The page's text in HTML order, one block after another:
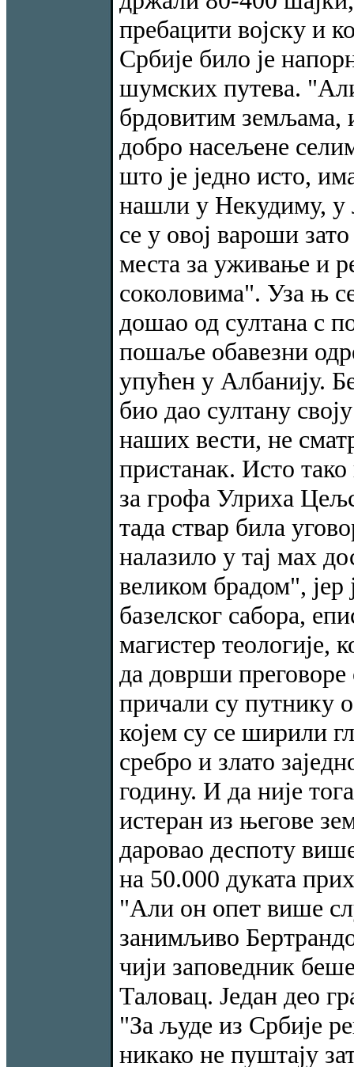
пребацити војску и
Србије било је
шумских путева.
брдовитим земљама,
добро насељене
што је једно исто,
нашли у Некудиму, у
се у овој вароши
места за уживање и
соколовима". Уза њ
дошао од султана с
пошаље обавезни
упућен у Албанију.
био дао султану
наших вести, не
пристанак. Исто тако
за грофа Улриха
тада ствар била
налазило у тај мах
великом брадом", јер
базелског сабора,
магистер теологије,
да доврши
причали су путнику
којем су се ширили
сребро и злато
годину. И да није
истеран из његове
даровао деспоту
на 50.000 дуката
"Али он опет више
занимљиво
чији заповедник
Таловац. Један део
"За људе из Србије
никако не пуштају